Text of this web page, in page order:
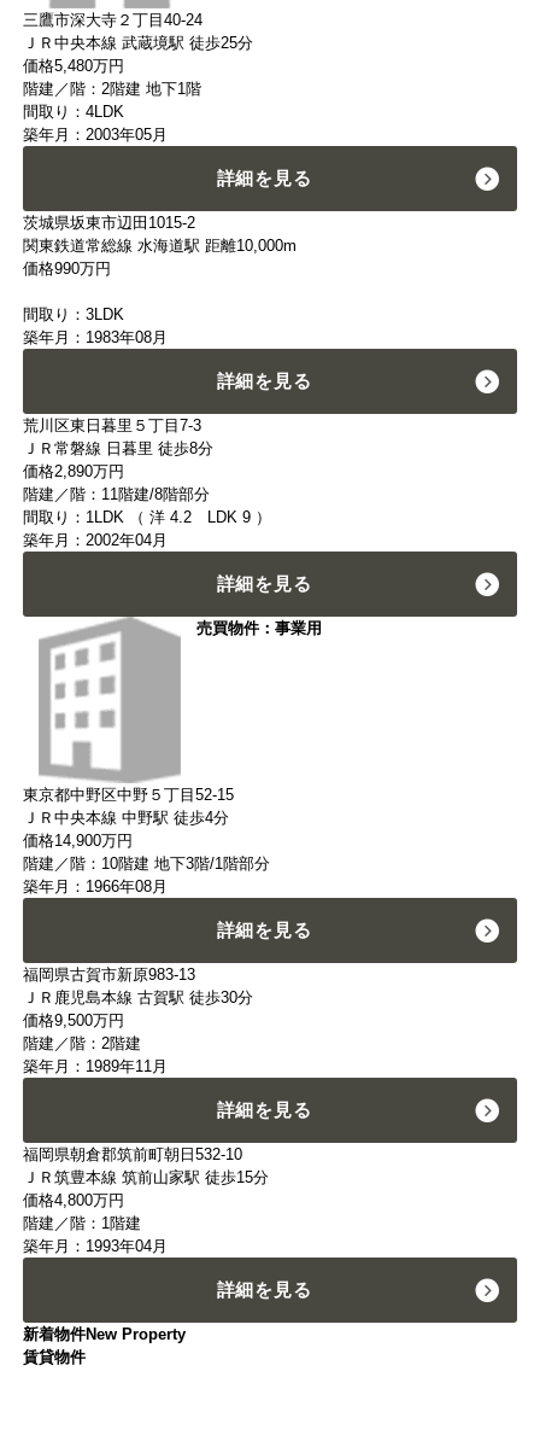
三鷹市深大寺２丁目40-24
ＪＲ中央本線 武蔵境駅 徒歩25分
価格5,480万円
階建／階：2階建 地下1階
間取り：4LDK
築年月：2003年05月
詳細を見る
茨城県坂東市辺田1015-2
関東鉄道常総線 水海道駅 距離10,000m
価格990万円
間取り：3LDK
築年月：1983年08月
詳細を見る
荒川区東日暮里５丁目7-3
ＪＲ常磐線 日暮里 徒歩8分
価格2,890万円
階建／階：11階建/8階部分
間取り：1LDK （ 洋 4.2 LDK 9 ）
築年月：2002年04月
詳細を見る
売買物件：事業用
東京都中野区中野５丁目52-15
ＪＲ中央本線 中野駅 徒歩4分
価格14,900万円
階建／階：10階建 地下3階/1階部分
築年月：1966年08月
詳細を見る
福岡県古賀市新原983-13
ＪＲ鹿児島本線 古賀駅 徒歩30分
価格9,500万円
階建／階：2階建
築年月：1989年11月
詳細を見る
福岡県朝倉郡筑前町朝日532-10
ＪＲ筑豊本線 筑前山家駅 徒歩15分
価格4,800万円
階建／階：1階建
築年月：1993年04月
詳細を見る
新着物件New Property
賃貸物件